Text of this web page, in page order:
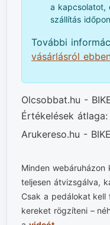
a kapcsolatot,
szállítás
További
vásárlásról
Olcsobbat.hu -
Értékelések
Arukereso.hu -
Minden
teljesen átvizsgálva,
Csak a pedálokat kell
kereket rögzíteni –